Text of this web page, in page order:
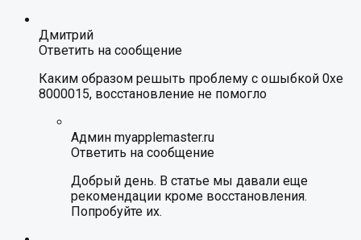
Дмитрий
Ответить на сообщение
Каким образом решыть проблему с ошыбкой 0xe
8000015, восстановление не помогло
Админ myapplemaster.ru
Ответить на сообщение
Добрый день. В статье мы давали еще
рекомендации кроме восстановления.
Попробуйте их.